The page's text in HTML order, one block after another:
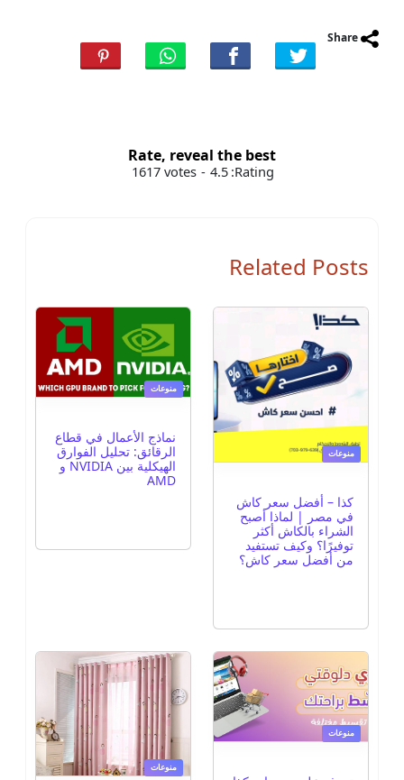
Share
Rate, reveal the best
Rating:
4.5
-
1617votes
Related Posts
منوعات
كذا – أفضل سعر كاش
في مصر | لماذا أصبح
الشراء بالكاش أكثر
توفيرًا؟ وكيف تستفيد
من أفضل سعر كاش؟
منوعات
نماذج الأعمال في قطاع
الرقائق: تحليل الفوارق
الهيكلية بين NVIDIA و
AMD
منوعات
منوعات